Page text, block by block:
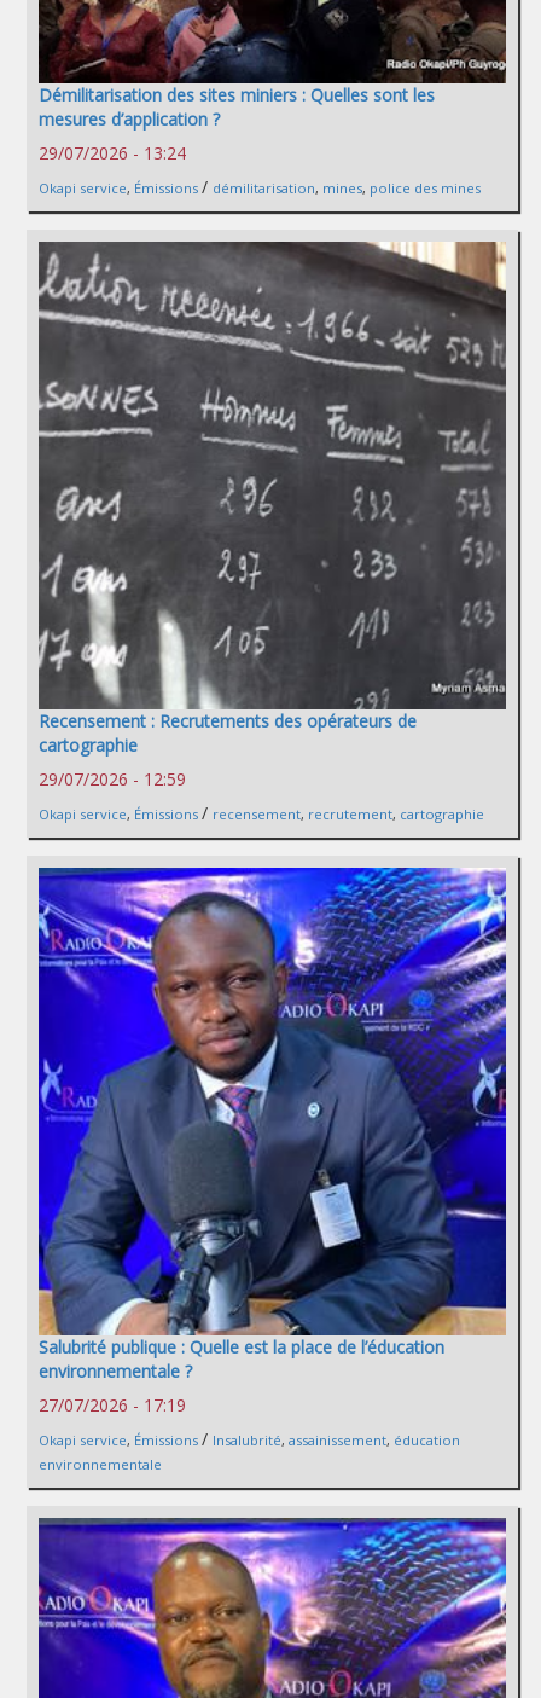
Démilitarisation des sites miniers : Quelles sont les
mesures d’application ?
29/07/2026 - 13:24
Okapi service, Émissions / démilitarisation, mines, police des mines
Recensement : Recrutements des opérateurs de
cartographie
29/07/2026 - 12:59
Okapi service, Émissions / recensement, recrutement, cartographie
Salubrité publique : Quelle est la place de l’éducation
environnementale ?
27/07/2026 - 17:19
Okapi service, Émissions / Insalubrité, assainissement, éducation
environnementale